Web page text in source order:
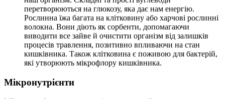
перетворюються на глюкозу, яка дає нам енергію.
Рослинна їжа багата на клітковину або харчові рослинні
волокна. Вони діють як сорбенти, допомагаючи
виводити все зайве й очистити організм від залишків
процесів травлення, позитивно впливаючи на стан
кишківника. Також клітковина є поживою для бактерій,
які утворюють мікрофлору кишківника.
Мікронутрієнти